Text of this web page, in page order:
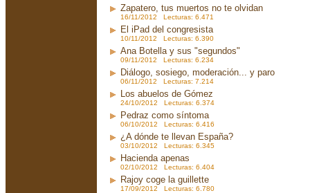
Zapatero, tus muertos no te olvidan
16/11/2012 Lecturas: 6.471
El iPad del congresista
10/11/2012 Lecturas: 6.390
Ana Botella y sus "segundos"
09/11/2012 Lecturas: 6.234
Diálogo, sosiego, moderación... y paro
06/11/2012 Lecturas: 7.214
Los abuelos de Gómez
24/10/2012 Lecturas: 6.374
Pedraz como síntoma
06/10/2012 Lecturas: 6.416
¿A dónde te llevan España?
03/10/2012 Lecturas: 6.345
Hacienda apenas
02/10/2012 Lecturas: 6.404
Rajoy coge la guillette
17/09/2012 Lecturas: 6.780